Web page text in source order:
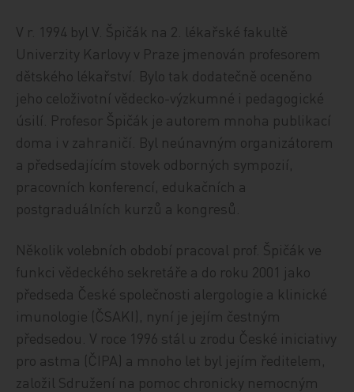
V r. 1994 byl V. Špičák na 2. lékařské fakultě
Univerzity Karlovy v Praze jmenován profesorem
dětského lékařství. Bylo tak dodatečně oceněno
jeho celoživotní vědecko-výzkumné i pedagogické
úsilí. Profesor Špičák je autorem mnoha publikací
doma i v zahraničí. Byl neúnavným organizátorem
a předsedajícím stovek odborných sympozií,
pracovních konferencí, edukačních a
postgraduálních kurzů a kongresů.
Několik volebních období pracoval prof. Špičák ve
funkci vědeckého sekretáře a do roku 2001 jako
předseda České společnosti alergologie a klinické
imunologie (ČSAKI), nyní je jejím čestným
předsedou. V roce 1996 stál u zrodu České iniciativy
pro astma (ČIPA) a mnoho let byl jejím ředitelem,
založil Sdružení na pomoc chronicky nemocným